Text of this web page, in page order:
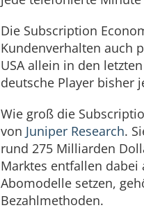
Die Subscription
Kundenverhalten auch
USA allein in den
deutsche Player bisher
Wie groß die
von Juniper Research.
rund 275 Milliarden
Marktes entfallen
Abomodelle setzen,
Bezahlmethoden.